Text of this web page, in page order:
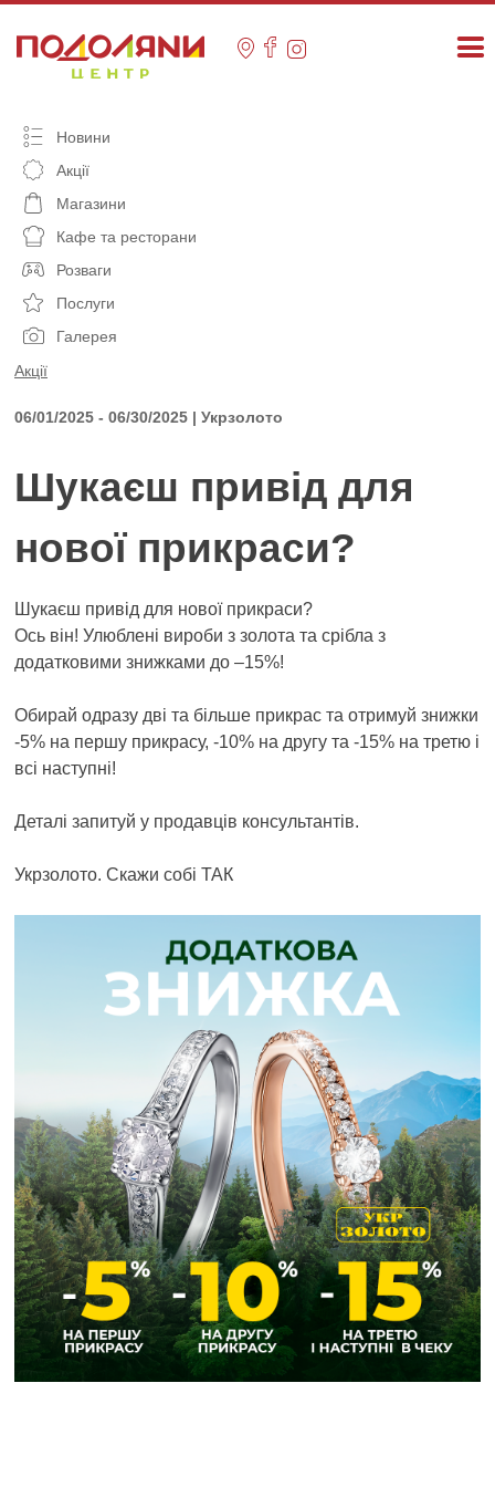
content
Новини
Акції
Магазини
Кафе та ресторани
Розваги
Послуги
Галерея
Акції
06/01/2025 - 06/30/2025 | Укрзолото
Шукаєш привід для
нової прикраси?
Шукаєш привід для нової прикраси?
Ось він! Улюблені вироби з золота та срібла з
додатковими знижками до –15%!
Обирай одразу дві та більше прикрас та отримуй знижки
-5% на першу прикрасу, -10% на другу та -15% на третю і
всі наступні!
Деталі запитуй у продавців консультантів.
Укрзолото. Скажи собі ТАК